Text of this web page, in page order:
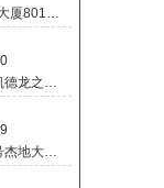
厦801…
德龙之…
杰地大…